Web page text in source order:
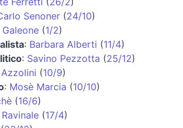
Senoner (24/10)
(1/2)
: Barbara Alberti (11/4)
: Savino Pezzotta (25/12)
(10/9)
: Mosè Marcia (10/10)
(16/6)
(17/4)